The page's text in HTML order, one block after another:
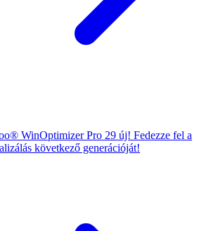
® WinOptimizer Pro 29 új! Fedezze fel a
következő generációját!